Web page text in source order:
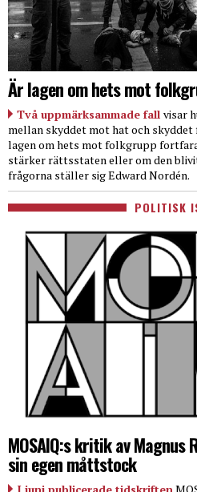
Är lagen om hets mot
Två uppmärksammade fall visar
mellan skyddet mot hat och skyddet
lagen om hets mot folkgrupp
stärker rättsstaten eller om den
frågorna ställer sig Edward Nordén.
POLITISK
MOSAIQ:s kritik av
sin egen måttstock